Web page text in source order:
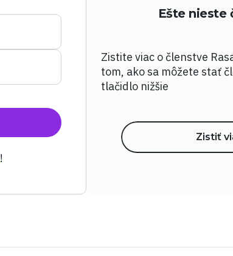
!
Ešte nieste
Zistite viac o členstve
tom, ako sa môžete stať
tlačidlo nižšie
Zistiť